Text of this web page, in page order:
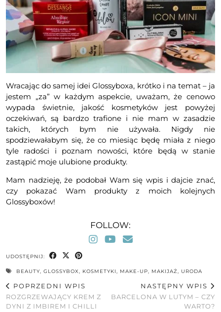
Wracając do samej idei Glossyboxa, krótko i na temat – ja
jestem „za” w każdym aspekcie, uważam, że cenowo
wypada świetnie, jakość kosmetyków jest powyżej
oczekiwań, są bardzo trafione i nie mam w zasadzie
takich, których bym nie używała. Nigdy nie
spodziewałabym się, że co miesiąc będę miała z niego
tyle radości i poznam nowości, które będą w stanie
zastąpić moje ulubione produkty.
Mam nadzieję, że podobał Wam się wpis i dajcie znać,
czy pokazać Wam produkty z moich kolejnych
Glossyboxów!
FOLLOW:
UDOSTĘPNIJ:
BEAUTY, GLOSSYBOX, KOSMETYKI, MAKE-UP, MAKIJAŻ, URODA
POPRZEDNI WPIS
ROZGRZEWAJĄCY KREM Z
DYNI Z IMBIREM I CHILLI
NASTĘPNY WPIS
BARCELONA W LUTYM – CZY
WARTO?